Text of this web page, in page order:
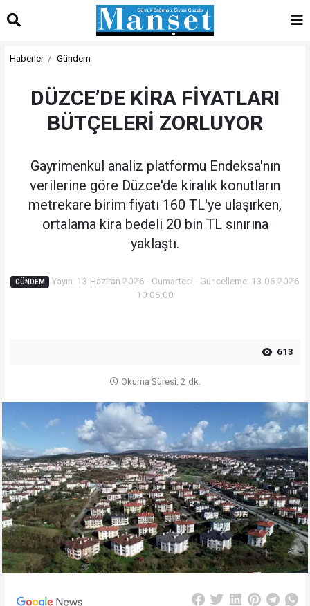
Haberler Gündem
DÜZCE’DE KİRA FİYATLARI
BÜTÇELERİ ZORLUYOR
Gayrimenkul analiz platformu Endeksa'nın
verilerine göre Düzce'de kiralık konutların
metrekare birim fiyatı 160 TL'ye ulaşırken,
ortalama kira bedeli 20 bin TL sınırına
yaklaştı.
GÜNDEM
Yayın: 13 Haziran 2026 - Cumartesi - Güncelleme: 13.06.2026
10:06:00
613
Okuma Süresi: 2 dk.